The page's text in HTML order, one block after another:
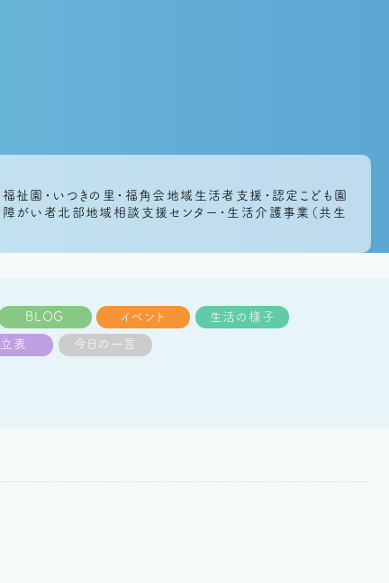
祉園・いつきの里・福角会地域生活者支援・認定こども園
障がい者北部地域相談支援センター・生活介護事業（共生
BLOG イベント 生活の様子
表 今日の一言